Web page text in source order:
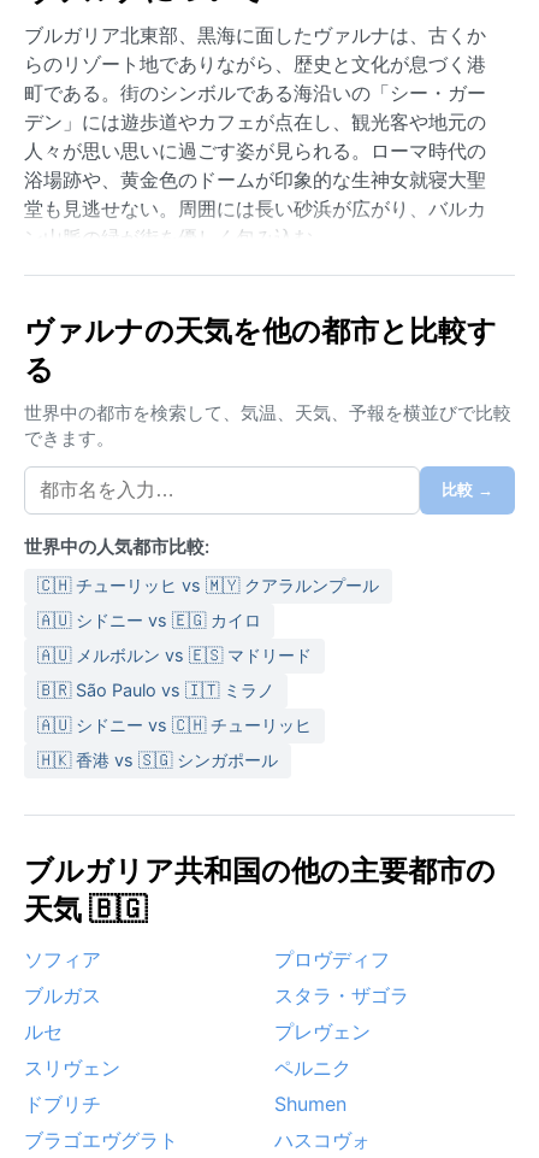
ブルガリア北東部、黒海に面したヴァルナは、古くか
らのリゾート地でありながら、歴史と文化が息づく港
町である。街のシンボルである海沿いの「シー・ガー
デン」には遊歩道やカフェが点在し、観光客や地元の
人々が思い思いに過ごす姿が見られる。ローマ時代の
浴場跡や、黄金色のドームが印象的な生神女就寝大聖
堂も見逃せない。周囲には長い砂浜が広がり、バルカ
ン山脈の緑が街を優しく包み込む。
気候区分は冷たいステップ気候（BSk）に属し、夏は高
日照時間も長い。冬は冷え込み、1月の平均気温は0度
近くまで下がるが、降雪は多くない。年間を通じて降
焼け止め、冬は防寒着と薄手のセーターが重宝する。
春と秋は過ごしやすく、気温差が大きいので羽織りも
のがあると便利だ。
最も快適な時期は5月から9月。海水浴には7～8月が適
するが、観光には観光客がやや落ち着く6月や9月もお
すすめだ。特筆すべき気象現象として、冬には黒海か
らの湿った空気が冷気とぶつかり、海岸沿いで霧が発
が流れ込み、数日間氷点下が続くこともあるが、ハリ
ケーンのような激しい嵐はほとんどない。穏やかで乾
いた気候が、この港町の魅力をさらに引き立ててい
る。
ヴァルナの天気を他の都市と比較す
る
世界中の都市を検索して、気温、天気、予報を横並びで比較
できます。
比較 →
世界中の人気都市比較:
🇨🇭 チューリッヒ vs 🇲🇾 クアラルンプール
🇦🇺 シドニー vs 🇪🇬 カイロ
🇦🇺 メルボルン vs 🇪🇸 マドリード
🇧🇷 São Paulo vs 🇮🇹 ミラノ
🇦🇺 シドニー vs 🇨🇭 チューリッヒ
🇭🇰 香港 vs 🇸🇬 シンガポール
ブルガリア共和国の他の主要都市の
天気 🇧🇬
ソフィア
プロヴディフ
ブルガス
スタラ・ザゴラ
ルセ
プレヴェン
スリヴェン
ペルニク
ドブリチ
Shumen
ブラゴエヴグラト
ハスコヴォ